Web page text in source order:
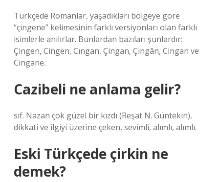
Türkçede Romanlar, yaşadıkları bölgeye göre
“çingene” kelimesinin farklı versiyonları olan farklı
isimlerle anılırlar. Bunlardan bazıları şunlardır:
Çingen, Cingen, Cıngan, Çingan, Çingân, Cingan ve
Cingane.
Cazibeli ne anlama gelir?
sıf. Nazan çok güzel bir kızdı (Reşat N. Güntekin),
dikkati ve ilgiyi üzerine çeken, sevimli, alımlı, alımlı.
Eski Türkçede çirkin ne
demek?